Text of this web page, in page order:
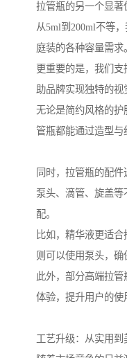
拉管瓶的另一个显著
从5ml到200ml不等
庭装的各种容量需求。
更重要的是，我们
助品牌实现独特的视
无论是简约风格的
管瓶都能通过造型与
同时，拉管瓶的配件
泵头、滴管、旋盖
配。
比如，精华液更适
则可以使用泵头，确
此外，部分高端拉
体验，提升用户的使
工艺升级：从实用到